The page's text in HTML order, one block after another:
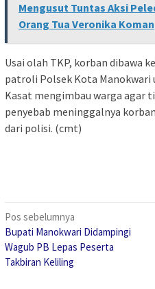
Mengusut Tuntas Aksi
Orang Tua Veronika Koman
Usai olah TKP, korban dibawa
patroli Polsek Kota Manokwari
Kasat mengimbau warga agar
penyebab meninggalnya
dari polisi. (cmt)
Navigasi
pos
Pos sebelumnya
Bupati Manokwari Didampingi
Wagub PB Lepas Peserta
Takbiran Keliling